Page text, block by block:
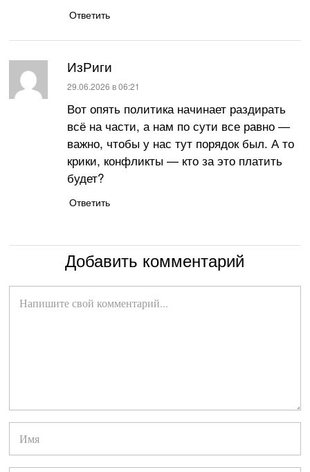
Ответить
ИзРиги
:
29.06.2026 в 06:21
Вот опять политика начинает раздирать
всё на части, а нам по сути все равно —
важно, чтобы у нас тут порядок был. А то
крики, конфликты — кто за это платить
будет?
Ответить
Добавить комментарий